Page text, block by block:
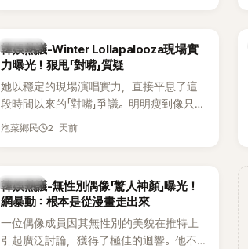
止揣測，盼逝者安息。
熱議討論
韓娛熱議-Winter Lollapalooza現場實
力曝光！狠甩「對嘴」質疑
她以穩定的現場演唱實力，直接平息了這
段時間以來的「對嘴」爭議。明明瘦到像只剩
骨頭，怎麼還能唱出這麼驚人的爆發力和
泡菜鄉民 2 天前
熱議討論
韓娛熱議-無性別偶像「驚人神顏」曝光！
網暴動：根本是從漫畫走出來
一位偶像成員因其無性別的美貌在推特上
引起廣泛討論，獲得了極佳的迴響。他不